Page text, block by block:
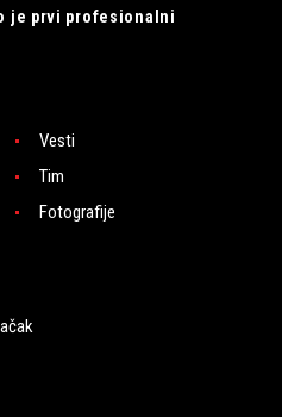
je prvi profesionalni
Vesti
Tim
Fotografije